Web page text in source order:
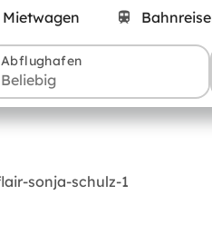
Mietwagen
Abflughafen